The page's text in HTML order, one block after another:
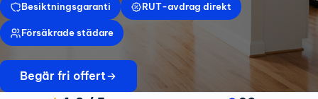
Besiktningsgaranti RUT-avdrag direkt
Försäkrade städare
Begär fri offert